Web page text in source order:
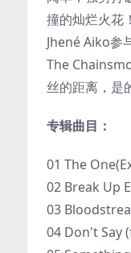
撞的灿烂火花
Jhené Aiko参
The
丝的距离，是
专辑曲目：
01 The
02 Break Up
03
04 Don't Say